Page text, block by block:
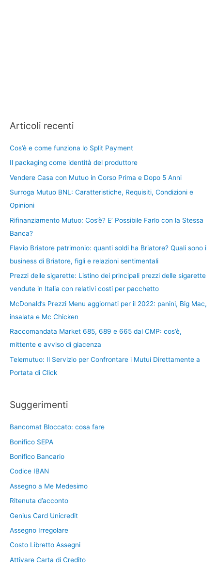
Articoli recenti
Cos’è e come funziona lo Split Payment
Il packaging come identità del produttore
Vendere Casa con Mutuo in Corso Prima e Dopo 5 Anni
Surroga Mutuo BNL: Caratteristiche, Requisiti, Condizioni e
Opinioni
Rifinanziamento Mutuo: Cos’è? E’ Possibile Farlo con la Stessa
Banca?
Flavio Briatore patrimonio: quanti soldi ha Briatore? Quali sono i
business di Briatore, figli e relazioni sentimentali
Prezzi delle sigarette: Listino dei principali prezzi delle sigarette
vendute in Italia con relativi costi per pacchetto
McDonald’s Prezzi Menu aggiornati per il 2022: panini, Big Mac,
insalata e Mc Chicken
Raccomandata Market 685, 689 e 665 dal CMP: cos’è,
mittente e avviso di giacenza
Telemutuo: Il Servizio per Confrontare i Mutui Direttamente a
Portata di Click
Suggerimenti
Bancomat Bloccato: cosa fare
Bonifico SEPA
Bonifico Bancario
Codice IBAN
Assegno a Me Medesimo
Ritenuta d’acconto
Genius Card Unicredit
Assegno Irregolare
Costo Libretto Assegni
Attivare Carta di Credito